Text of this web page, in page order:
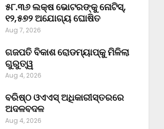
୫୮.୩୬ ଲକ୍ଷ ଭୋଟରଙ୍କୁ ନୋଟିସ୍‌,
୧୨,୫୭୨ ଅଯୋଗ୍ୟ ଘୋଷିତ
Aug 7, 2026
ଗଜପତି ବିକାଶ ରୋଡମ୍ୟାପ୍‌କୁ ମିଳିଲା
ଗୁରୁତ୍ୱ
Aug 4, 2026
ବରିଷ୍ଠ ଓଏଏସ୍‌ ଅଧିକାରୀସ୍ତରରେ
ଅଦଳବଦଳ
Aug 4, 2026